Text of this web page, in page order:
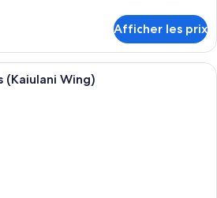
Afficher les prix
Une chambre d’hôtel moderne,
(Kaiulani Wing)